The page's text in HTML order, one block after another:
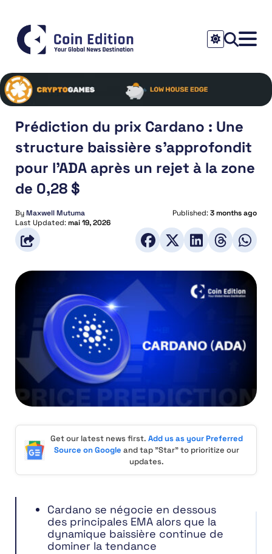
Prédiction du prix Cardano : Une
structure baissière s’approfondit
pour l’ADA après un rejet à la zone
de 0,28 $
ByMaxwell Mutuma Published:3 months ago
Last Updated:mai 19, 2026
Get our latest news first. Add us as your Preferred
Source on Google and tap "Star" to prioritize our
updates.
Cardano se négocie en dessous
des principales EMA alors que la
dynamique baissière continue de
dominer la tendance